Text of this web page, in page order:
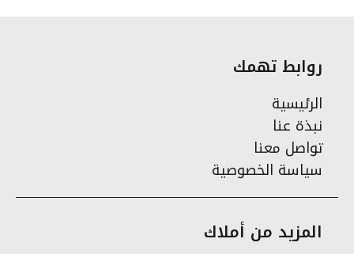
روابط تهمك
الرئيسية
نبذة عنا
تواصل معنا
سياسة الخصوصية
المزيد من أملاك